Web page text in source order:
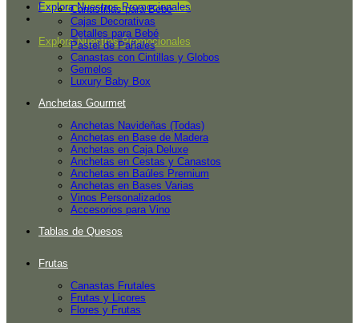
Explora Nuestros Promocionales
Explora Nuestros Promocionales
Canastillas para Bebé
Cajas Decorativas
Detalles para Bebé
Pastel de Pañales
Canastas con Cintillas y Globos
Gemelos
Luxury Baby Box
Anchetas Gourmet
Anchetas Navideñas (Todas)
Anchetas en Base de Madera
Anchetas en Caja Deluxe
Anchetas en Cestas y Canastos
Anchetas en Baúles Premium
Anchetas en Bases Varias
Vinos Personalizados
Accesorios para Vino
Tablas de Quesos
Frutas
Canastas Frutales
Frutas y Licores
Flores y Frutas